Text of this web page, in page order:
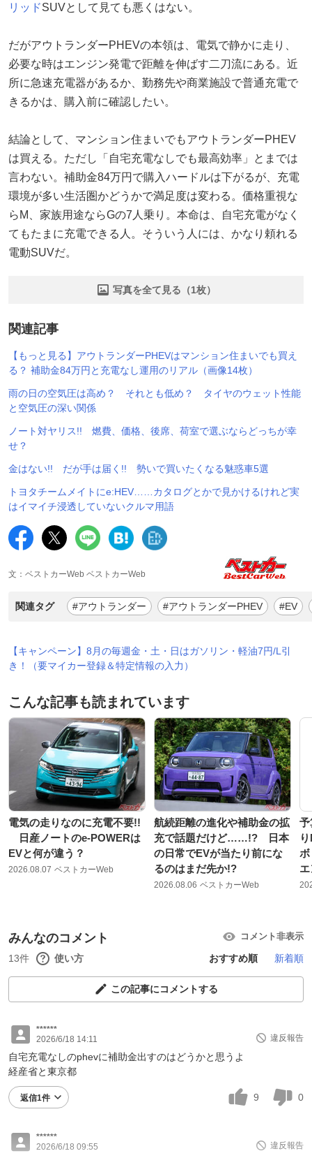
リッドSUVとして見ても悪くはない。
だがアウトランダーPHEVの本領は、電気で静かに走り、
必要な時はエンジン発電で距離を伸ばす二刀流にある。近
所に急速充電器があるか、勤務先や商業施設で普通充電で
きるかは、購入前に確認したい。
結論として、マンション住まいでもアウトランダーPHEV
は買える。ただし「自宅充電なしでも最高効率」とまでは
言わない。補助金84万円で購入ハードルは下がるが、充電
環境が多い生活圏かどうかで満足度は変わる。価格重視な
らM、家族用途ならGの7人乗り。本命は、自宅充電がなく
てもたまに充電できる人。そういう人には、かなり頼れる
電動SUVだ。
写真を全て見る（1枚）
関連記事
【もっと見る】アウトランダーPHEVはマンション住まいでも買え
る？ 補助金84万円と充電なし運用のリアル（画像14枚）
雨の日の空気圧は高め？ それとも低め？ タイヤのウェット性能
と空気圧の深い関係
ノート対ヤリス!! 燃費、価格、後席、荷室で選ぶならどっちが幸
せ？
金はない!! だが手は届く!! 勢いで買いたくなる魅惑車5選
トヨタチームメイトにe:HEV……カタログとかで見かけるけれど実
はイマイチ浸透していないクルマ用語
文：ベストカーWeb ベストカーWeb
関連タグ #アウトランダー #アウトランダーPHEV #EV
【キャンペーン】8月の毎週金・土・日はガソリン・軽油7円/L引
き！（要マイカー登録＆特定情報の入力）
こんな記事も読まれています
電気の走りなのに充電不要!!
日産ノートのe-POWERは
EVと何が違う？
2026.08.07 ベストカーWeb
航続距離の進化や補助金の拡
充で話題だけど……!? 日本
の日常でEVが当たり前にな
るのはまだ先か!?
2026.08.06 ベストカーWeb
みんなのコメント コメント非表示
13件 使い方 おすすめ順 新着順
この記事にコメントする
******
2026/6/18 14:11
違反報告
自宅充電なしのphevに補助金出すのはどうかと思うよ
経産省と東京都
返信1件 9 0
******
2026/6/18 09:55
違反報告